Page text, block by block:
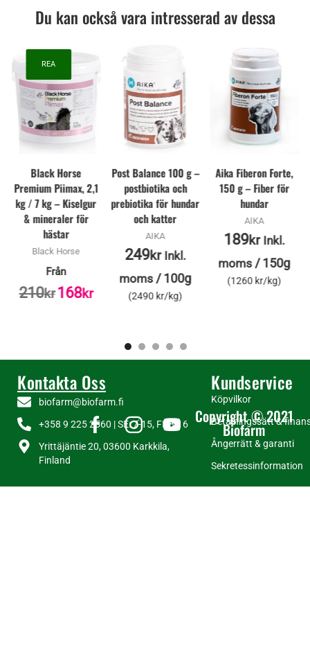
Du kan också vara intresserad av dessa
REA
Black Horse
Premium Piimax, 2,1
kg / 7 kg – Kiselgur
& mineraler för
hästar
Black Horse
Från
210kr168kr
Post Balance 100 g –
postbiotika och
prebiotika för hundar
och katter
AIKA
249kr Inkl.
moms/100g
(2490 kr/kg)
Aika Fiberon Forte,
150 g – Fiber för
hundar
AIKA
189kr Inkl.
moms/150g
(1260 kr/kg)
Kontakta Oss
biofarm@biofarm.fi
+358 9 225 2560 | SE: 7-15, FI: 8-16
Yrittäjäntie 20, 03600 Karkkila,
Finland
Kundservice
Köpvilkor
Betalningssätt &
Ångerrätt & garanti
Sekretessinformation
Copyright © 2021
Biofarm